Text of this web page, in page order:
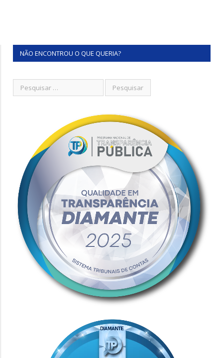
NÃO ENCONTROU O QUE QUERIA?